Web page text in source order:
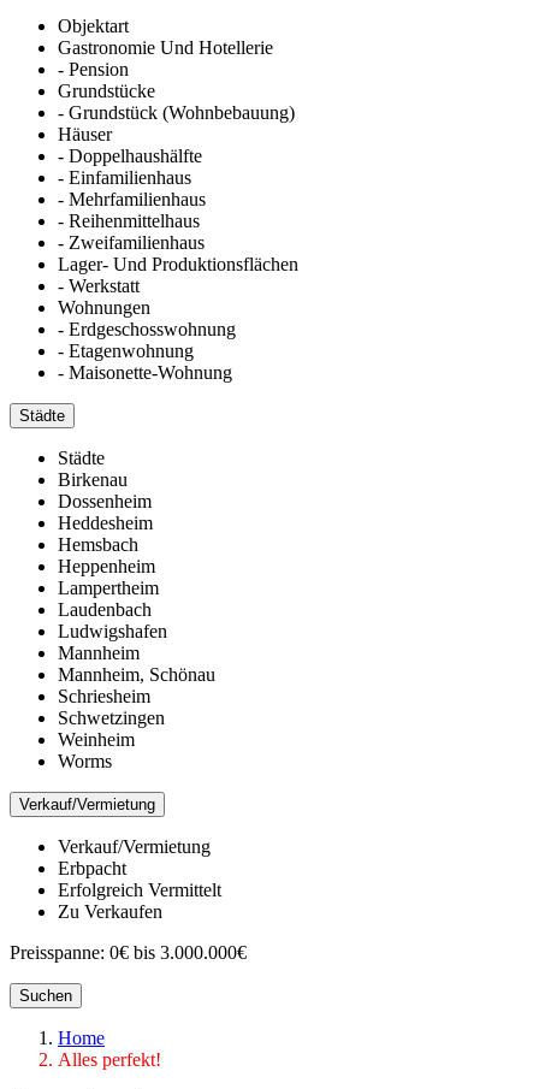
Objektart
Gastronomie Und Hotellerie
- Pension
Grundstücke
- Grundstück (Wohnbebauung)
Häuser
- Doppelhaushälfte
- Einfamilienhaus
- Mehrfamilienhaus
- Reihenmittelhaus
- Zweifamilienhaus
Lager- Und Produktionsflächen
- Werkstatt
Wohnungen
- Erdgeschosswohnung
- Etagenwohnung
- Maisonette-Wohnung
Städte
Städte
Birkenau
Dossenheim
Heddesheim
Hemsbach
Heppenheim
Lampertheim
Laudenbach
Ludwigshafen
Mannheim
Mannheim, Schönau
Schriesheim
Schwetzingen
Weinheim
Worms
Verkauf/Vermietung
Verkauf/Vermietung
Erbpacht
Erfolgreich Vermittelt
Zu Verkaufen
Preisspanne: 0€ bis 3.000.000€
Suchen
Home
Alles perfekt!